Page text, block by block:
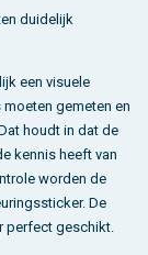
duidelijk
een visuele
gemeten en
houdt in dat de
kennis heeft van
worden de
De
perfect geschikt.